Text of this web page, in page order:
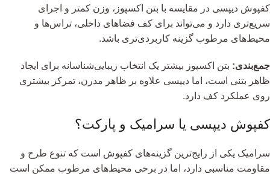
کفپوش دیپسی در مقایسه با بتن اکسپوز، وزن کمتر و اجرای
سریع‌تری دارد و می‌تواند برای کف فضاهای داخلی، تراس‌ها و
محیط‌های مرطوب گزینه کاربردی‌تری باشد.
جمع‌بندی: بتن اکسپوز بیشتر یک انتخاب زیبایی‌شناسانه برای ایجاد
ظاهر بتنی است، اما دیپسی علاوه بر ظاهر مدرن، تمرکز بیشتری
روی عملکرد کف دارد.
کفپوش دیپسی یا سرامیک و پارکت؟
سرامیک یکی از رایج‌ترین گزینه‌های کفپوش است که تنوع طرح و
مقاومت مناسبی دارد، اما در برخی محیط‌های مرطوب ممکن است